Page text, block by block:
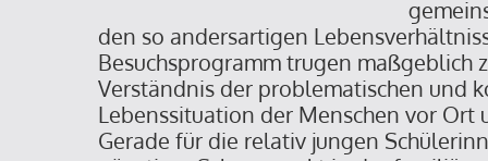
den so andersartigen
Besuchsprogramm trugen maßgeblich
Verständnis der problematischen und
Lebenssituation der Menschen vor Ort
Gerade für die relativ jungen